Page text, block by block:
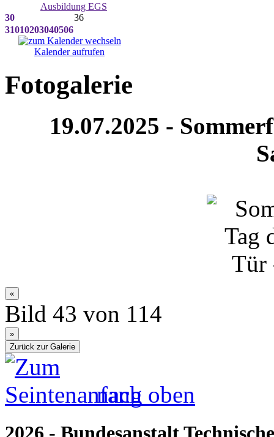
Ausbildung EGS
30
36
31010203040506
Kalender aufrufen
Fotogalerie
19.07.2025 -
Bild 43 von 114
nach oben